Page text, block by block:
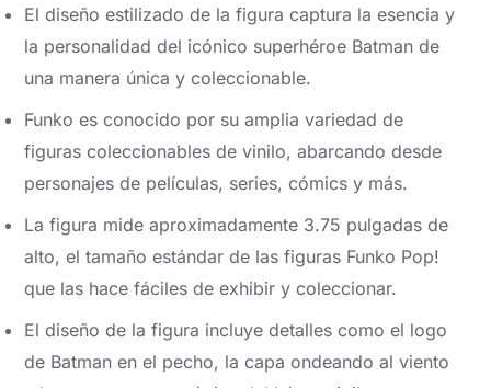
El diseño estilizado de la figura captura la esencia y
la personalidad del icónico superhéroe Batman de
una manera única y coleccionable.
Funko es conocido por su amplia variedad de
figuras coleccionables de vinilo, abarcando desde
personajes de películas, series, cómics y más.
La figura mide aproximadamente 3.75 pulgadas de
alto, el tamaño estándar de las figuras Funko Pop!
que las hace fáciles de exhibir y coleccionar.
El diseño de la figura incluye detalles como el logo
de Batman en el pecho, la capa ondeando al viento